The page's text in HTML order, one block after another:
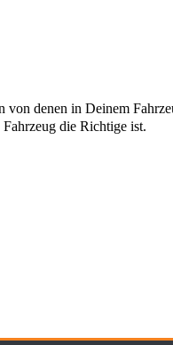
von denen in Deinem
die Richtige ist.